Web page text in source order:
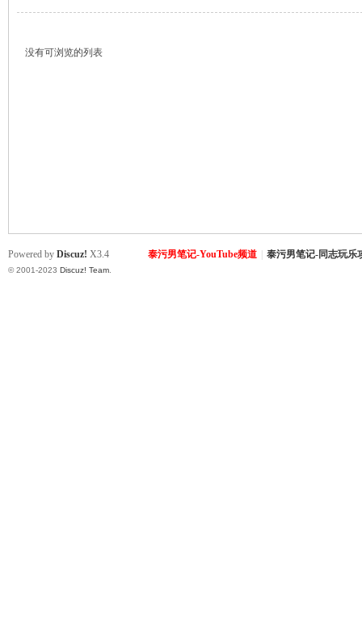
没有可浏览的列表
泰污男笔记-YouTube频道 泰污男笔记-同志玩乐
Powered by Discuz! X3.4
© 2001-2023 Discuz! Team.